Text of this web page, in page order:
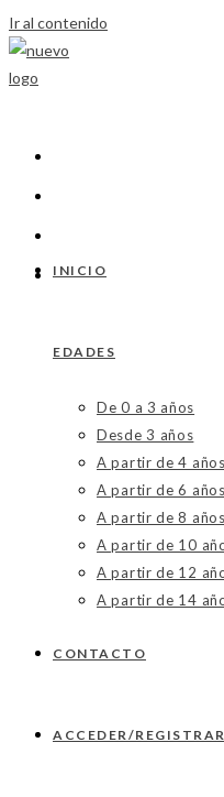
Ir al contenido
INICIO
EDADES
De 0 a 3 años
Desde 3 años
A partir de 4 años
A partir de 6 años
A partir de 8 años
A partir de 10
A partir de 12
A partir de 14
CONTACTO
ACCEDER/